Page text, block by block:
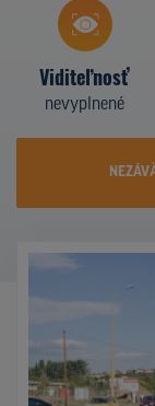
Viditeľnosť
nevyplnené